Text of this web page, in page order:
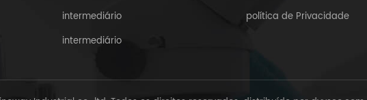
intermediário
intermediário
política de Privacidade